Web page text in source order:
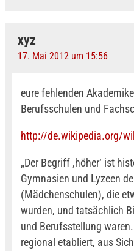
xyz
17. Mai 2012 um 15:56
eure fehlenden
Berufsschulen und
http://de.wikipedia.org/
„Der Begriff ‚höher‘ ist
Gymnasien und Lyzeen
(Mädchenschulen), die
wurden, und tatsächlich
und Berufsstellung
regional etabliert, aus